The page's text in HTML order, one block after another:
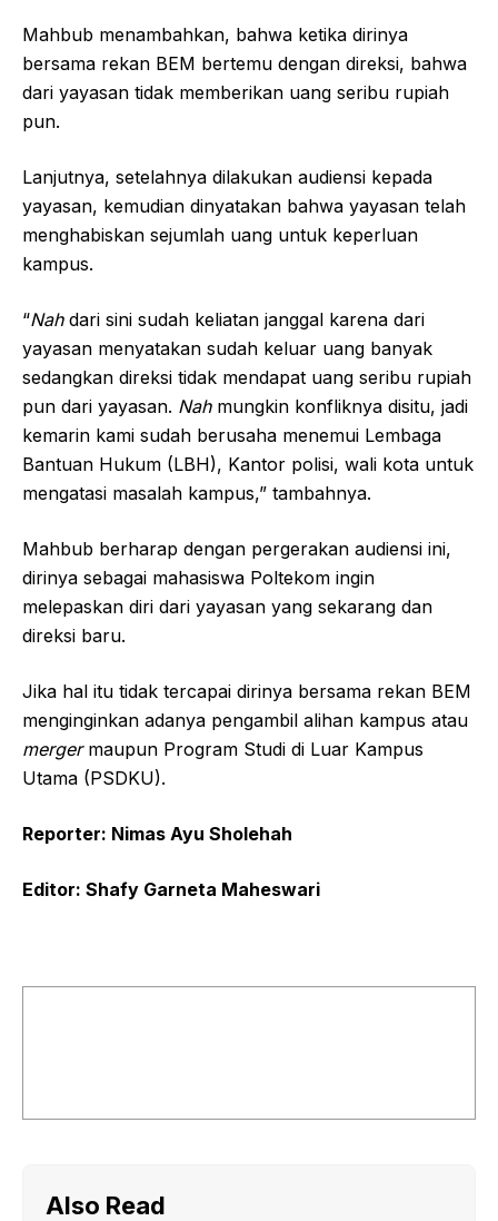
Mahbub menambahkan, bahwa ketika dirinya
bersama rekan BEM bertemu dengan direksi, bahwa
dari yayasan tidak memberikan uang seribu rupiah
pun.
Lanjutnya, setelahnya dilakukan audiensi kepada
yayasan, kemudian dinyatakan bahwa yayasan telah
menghabiskan sejumlah uang untuk keperluan
kampus.
“Nahdari sini sudah keliatan janggal karena dari
yayasan menyatakan sudah keluar uang banyak
sedangkan direksi tidak mendapat uang seribu rupiah
pun dari yayasan. Nahmungkin konfliknya disitu, jadi
kemarin kami sudah berusaha menemui Lembaga
Bantuan Hukum (LBH), Kantor polisi, wali kota untuk
mengatasi masalah kampus,” tambahnya.
Mahbub berharap dengan pergerakan audiensi ini,
dirinya sebagai mahasiswa Poltekom ingin
melepaskan diri dari yayasan yang sekarang dan
direksi baru.
Jika hal itu tidak tercapai dirinya bersama rekan BEM
menginginkan adanya pengambil alihan kampus atau
mergermaupun Program Studi di Luar Kampus
Utama (PSDKU).
Reporter: Nimas Ayu Sholehah
Editor: Shafy Garneta Maheswari
Also Read